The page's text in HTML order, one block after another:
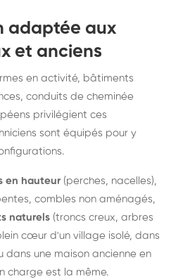
adaptée aux
et anciens
en activité, bâtiments
conduits de cheminée
privilégient ces
sont équipés pour y
en hauteur (perches, nacelles),
combles non aménagés,
naturels (troncs creux, arbres
cœur d'un village isolé, dans
une maison ancienne en
charge est la même.